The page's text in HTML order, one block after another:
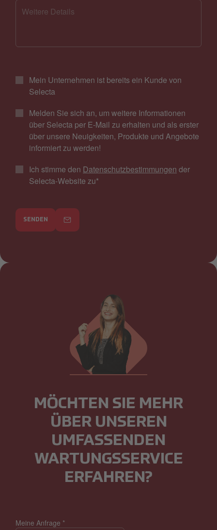
Mein Unternehmen ist bereits ein Kunde von
Selecta
Melden Sie sich an, um weitere Informationen
über Selecta per E-Mail zu erhalten und als erster
über unsere Neuigkeiten, Produkte und Angebote
informiert zu werden!
Ich stimme den Datenschutzbestimmungen der
Selecta-Website zu*
SENDEN
Meine Anfrage *
MÖCHTEN SIE MEHR
ÜBER UNSEREN
UMFASSENDEN
WARTUNGSSERVICE
ERFAHREN?